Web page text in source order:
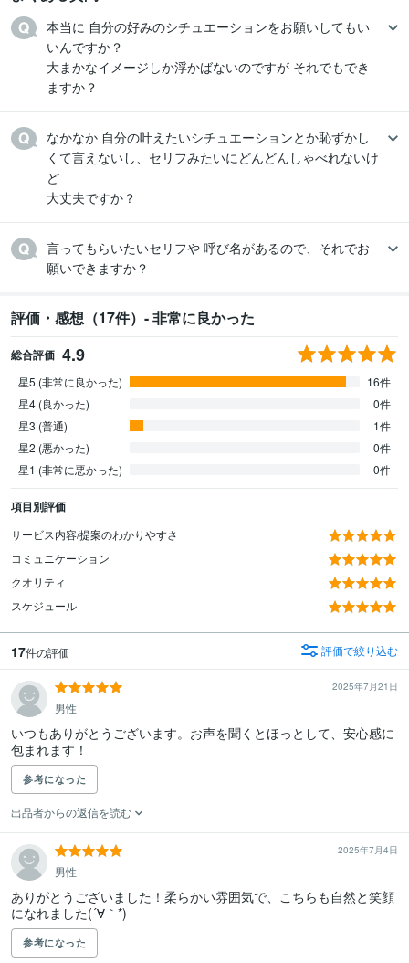
本当に 自分の好みのシチュエーションをお願いしてもい
いんですか？
大まかなイメージしか浮かばないのですが それでもでき
ますか？
なかなか 自分の叶えたいシチュエーションとか恥ずかし
くて言えないし、セリフみたいにどんどんしゃべれないけ
ど
大丈夫ですか？
言ってもらいたいセリフや 呼び名があるので、それでお
願いできますか？
評価・感想（17件）- 非常に良かった
総合評価 4.9
星5 (非常に良かった)
16件
星4 (良かった)
0件
星3 (普通)
1件
星2 (悪かった)
0件
星1 (非常に悪かった)
0件
項目別評価
サービス内容/提案のわかりやすさ
コミュニケーション
クオリティ
スケジュール
17件の評価 評価で絞り込む
2025年7月21日
男性
いつもありがとうございます。お声を聞くとほっとして、安心感に
包まれます！
参考になった
出品者からの返信を読む
2025年7月4日
男性
ありがとうございました！柔らかい雰囲気で、こちらも自然と笑顔
になれました(´∀｀*)
参考になった